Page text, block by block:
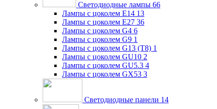
Светодиодные лампы 66
Лампы с цоколем E14 13
Лампы с цоколем E27 36
Лампы с цоколем G4 6
Лампы с цоколем G9 1
Лампы с цоколем G13 (Т8) 1
Лампы с цоколем GU10 2
Лампы с цоколем GU5.3 4
Лампы с цоколем GX53 3
Светодиодные панели 14